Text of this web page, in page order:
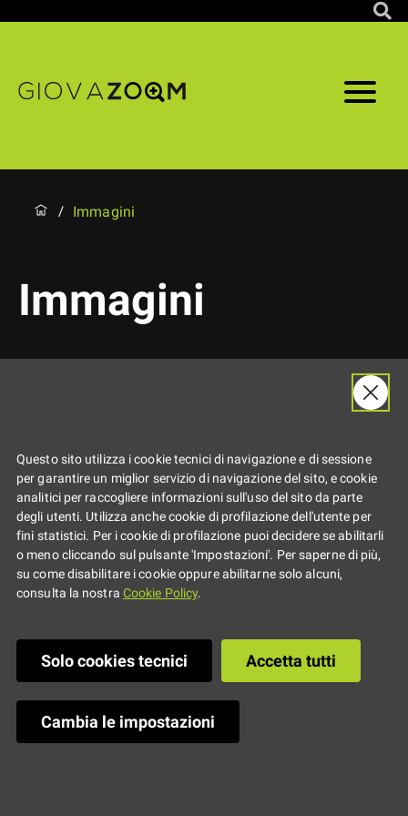
/ Immagini
Immagini
Questo sito utilizza i cookie tecnici di navigazione e di sessione
per garantire un miglior servizio di navigazione del sito, e cookie
analitici per raccogliere informazioni sull'uso del sito da parte
degli utenti. Utilizza anche cookie di profilazione dell'utente per
fini statistici. Per i cookie di profilazione puoi decidere se abilitarli
o meno cliccando sul pulsante 'Impostazioni'. Per saperne di più,
su come disabilitare i cookie oppure abilitarne solo alcuni,
consulta la nostra Cookie Policy.
Solo cookies tecnici Accetta tutti
Cambia le impostazioni